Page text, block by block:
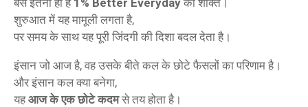
शुरुआत में यह मामूली लगता है,
पर समय के साथ यह पूरी जिंदगी की दिशा बदल देता है।
इंसान जो आज है, वह उसके बीते कल के छोटे फैसलों का परिणाम है।
और इंसान कल क्या बनेगा,
यहआज के एक छोटे कदमसे तय होता है।